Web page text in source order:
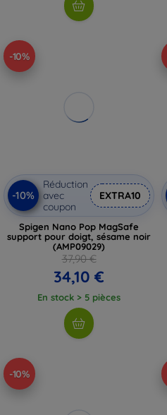
-10%
-10%
Réduction
avec
coupon
EXTRA10
Spigen Nano Pop MagSafe
support pour doigt, sésame noir
(AMP09029)
37,90 €
34,10 €
En stock > 5 pièces
-10%